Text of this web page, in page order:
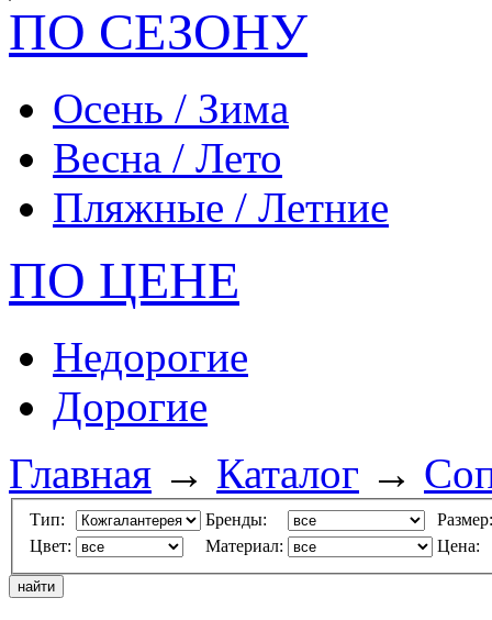
ПО СЕЗОНУ
Осень / Зима
Весна / Лето
Пляжные / Летние
ПО ЦЕНЕ
Недорогие
Дорогие
Главная → Каталог →
Тип: Бренды:
Размер:
Цвет:
Материал: Цена: